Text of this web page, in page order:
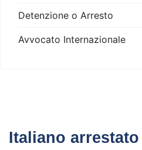
Detenzione o Arresto
Avvocato Internazionale
Italiano